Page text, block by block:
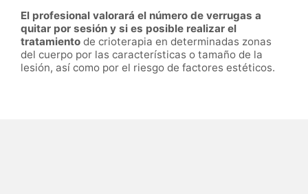
El profesional valorará el número de verrugas a
quitar por sesión y si es posible realizar el
tratamiento de crioterapia en determinadas zonas
del cuerpo por las características o tamaño de la
lesión, así como por el riesgo de factores estéticos.